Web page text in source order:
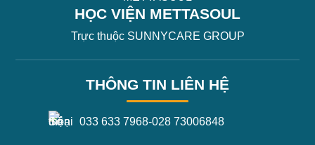
HỌC VIỆN METTASOUL
Trực thuộc SUNNYCARE GROUP
THÔNG TIN LIÊN HỆ
033 633 7968-028 73006848